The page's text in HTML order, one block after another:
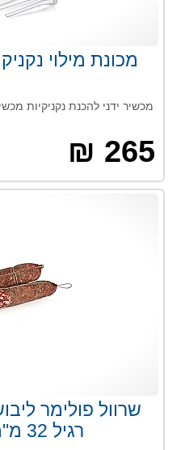
מכונת מילוי נקניק
מכשיר ידני להכנת נקניקיות
265 ₪
שרוול פולימר
רגיל 32 מ"מ / 1 מטר